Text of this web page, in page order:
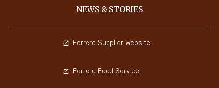
NEWS & STORIES
Ferrero Supplier Website
Ferrero Food Service